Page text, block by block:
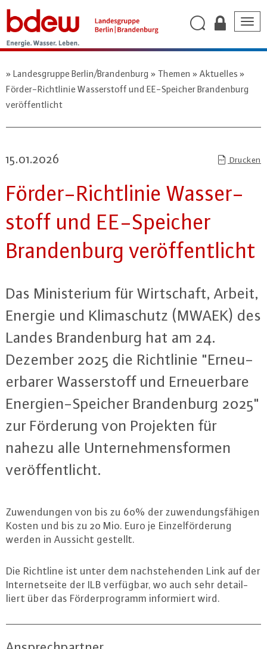
Landesgruppe Berlin/Brandenburg Themen
Aktuelles
Förder-Richtlinie Wasserstoff und EE-Speicher Brandenburg
veröffentlicht
15.01.2026 Drucken
För­der-Richt­li­nie Was­ser­
stoff und EE-Spei­cher
Bran­den­burg ver­öf­fent­licht
Das Mi­nis­te­ri­um für Wirt­schaft, Arbeit,
Energie und Kli­ma­schutz (MWAEK) des
Landes Bran­den­burg hat am 24.
Dezember 2025 die Richt­li­nie "Er­neu­
er­ba­rer Was­ser­stoff und Er­neu­er­ba­re
En­er­gi­en-Spei­cher Bran­den­burg 2025"
zur Förderung von Projekten für
nahezu alle Un­ter­neh­mens­for­men
ver­öf­fent­licht.
Zu­wen­dun­gen von bis zu 60% der zu­wen­dungs­fä­hi­gen
Kosten und bis zu 20 Mio. Euro je Ein­zel­för­de­rung
werden in Aussicht gestellt.
Die Richtline ist unter dem nach­ste­hen­den Link auf der
In­ter­net­sei­te der ILB verfügbar, wo auch sehr de­tail­
liert über das För­der­pro­gramm in­for­miert wird.